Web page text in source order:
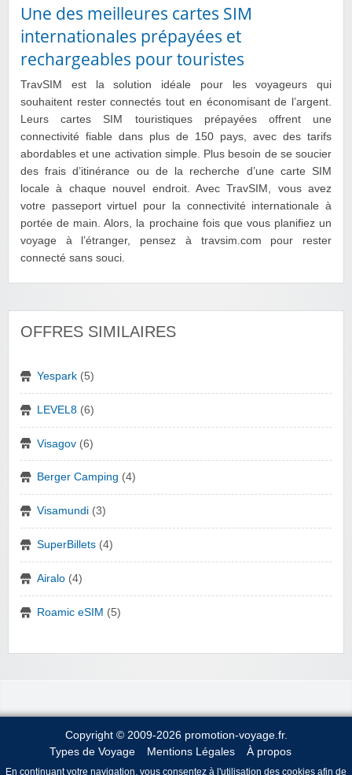
Une des meilleures cartes SIM
internationales prépayées et
rechargeables pour touristes
TravSIM est la solution idéale pour les voyageurs qui
souhaitent rester connectés tout en économisant de l’argent.
Leurs cartes SIM touristiques prépayées offrent une
connectivité fiable dans plus de 150 pays, avec des tarifs
abordables et une activation simple. Plus besoin de se soucier
des frais d’itinérance ou de la recherche d’une carte SIM
locale à chaque nouvel endroit. Avec TravSIM, vous avez
votre passeport virtuel pour la connectivité internationale à
portée de main. Alors, la prochaine fois que vous planifiez un
voyage à l’étranger, pensez à travsim.com pour rester
connecté sans souci.
OFFRES SIMILAIRES
Yespark (5)
LEVEL8 (6)
Visagov (6)
Berger Camping (4)
Visamundi (3)
SuperBillets (4)
Airalo (4)
Roamic eSIM (5)
Copyright © 2009-2026 promotion-voyage.fr.
Types de Voyage
Mentions Légales À propos
En continuant votre navigation, vous consentez à l'utilisation des cookies afin de